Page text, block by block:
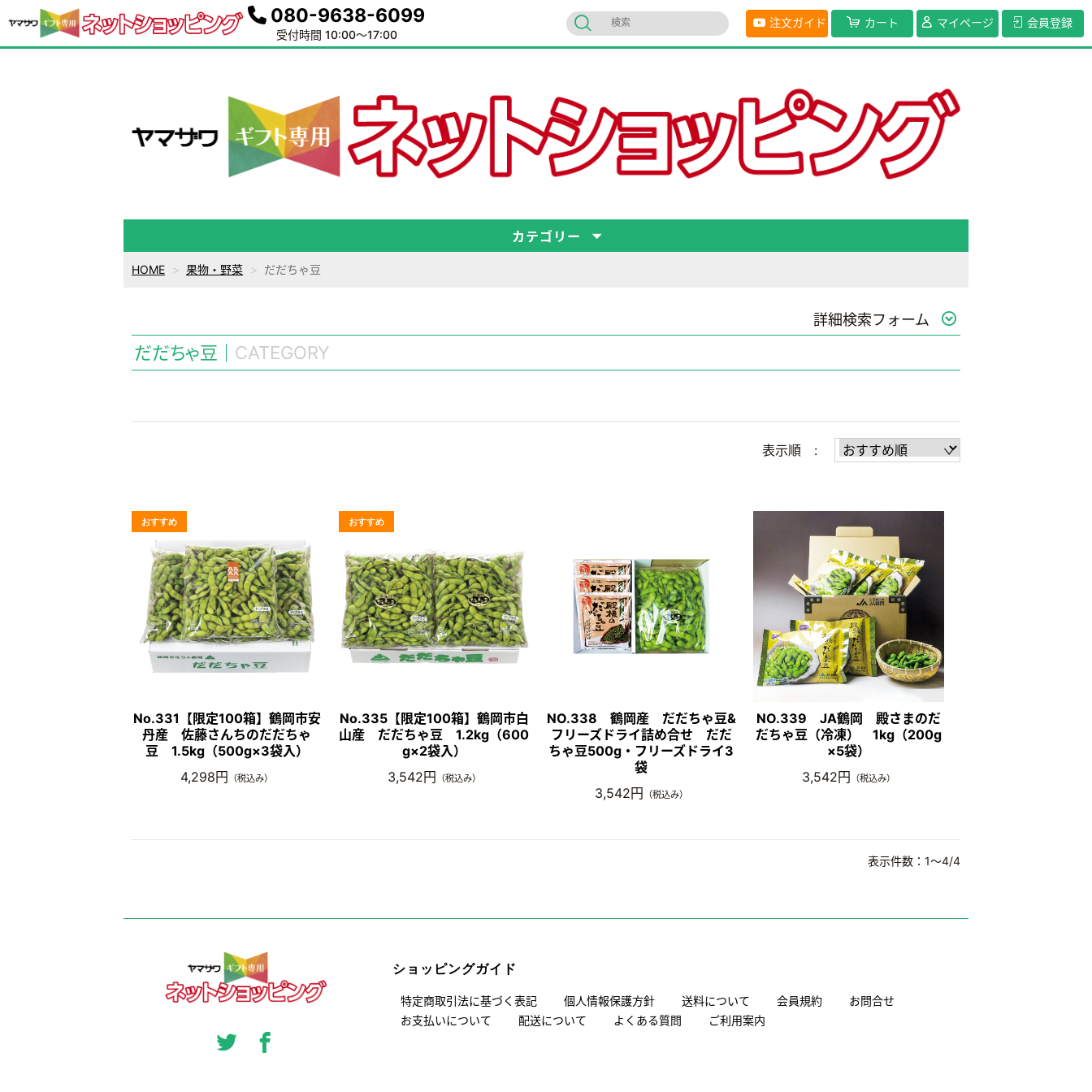
080-9638-6099
受付時間 10:00～17:00
会員登録
マイページ
カート
注文ガイド
カテゴリー
HOME 果物・野菜 だだちゃ豆
詳細検索フォーム
CATEGORY
だだちゃ豆
表示順 :
No.331【限定100箱】鶴岡市安
丹産 佐藤さんちのだだちゃ
豆 1.5kg（500g×3袋入）
4,298円 （税込み）
No.335【限定100箱】鶴岡市白
山産 だだちゃ豆 1.2kg（600
g×2袋入）
3,542円 （税込み）
NO.338 鶴岡産 だだちゃ豆&
フリーズドライ詰め合せ だだ
ちゃ豆500g・フリーズドライ3
袋
3,542円 （税込み）
NO.339 JA鶴岡 殿さまのだ
だちゃ豆（冷凍） 1kg（200g
×5袋）
3,542円 （税込み）
表示件数：1～4/4
ショッピングガイド
特定商取引法に基づく表記 個人情報保護方針 送料について 会員規約
お問合せ
お支払いについて
配送について よくある質問 ご利用案内